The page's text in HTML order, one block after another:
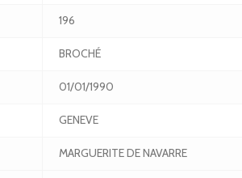
196
BROCHÉ
01/01/1990
GENEVE
MARGUERITE DE NAVARRE